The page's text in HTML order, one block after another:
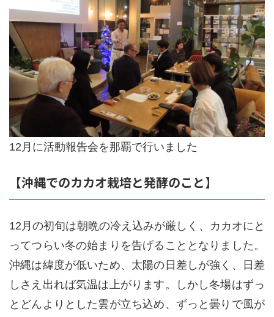
12月に活動報告会を那覇で行いました
【沖縄でのカカオ栽培と発酵のこと】
12月の初旬は朝晩の冷え込みが厳しく、カカオにと
ってつらい冬の始まりを告げることとなりました。
沖縄は緯度が低いため、太陽の日差しが強く、日差
しさえ出れば気温は上がります。しかし冬場はずっ
とどんよりとした雲が立ち込め、ずっと曇りで風が